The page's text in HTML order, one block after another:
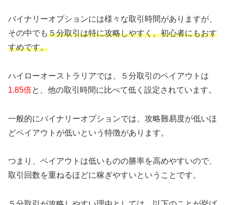
バイナリーオプションには様々な取引時間がありますが、
その中でも５分取引は特に攻略しやすく、初心者にもおす
すめです。
ハイローオーストラリアでは、５分取引のペイアウトは
1.85倍と、他の取引時間に比べて低く設定されています。
一般的にバイナリーオプションでは、攻略難易度が低いほ
どペイアウトが低いという特徴があります。
つまり、ペイアウトは低いものの勝率を高めやすいので、
取引回数を重ねるほどに稼ぎやすいということです。